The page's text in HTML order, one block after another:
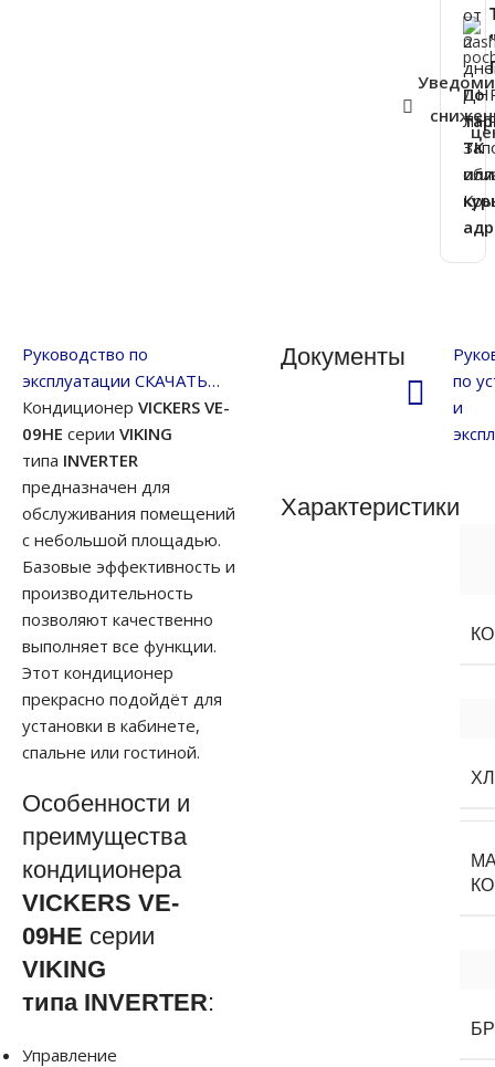
от
2
По
ТК
или
Руководство по
эксплуатации СКАЧАТЬ…
Кондиционер VICKERS VE-
09HE серии VIKING
типа INVERTER
предназначен для
обслуживания помещений
с небольшой площадью.
Базовые эффективность и
производительность
позволяют качественно
выполняет все функции.
Этот кондиционер
прекрасно подойдёт для
установки в кабинете,
спальне или гостиной.
Особенности и
преимущества
кондиционера
VICKERS VE-
09HE серии
VIKING
типа INVERTER:
Управление
Документы
по
и
Характеристики